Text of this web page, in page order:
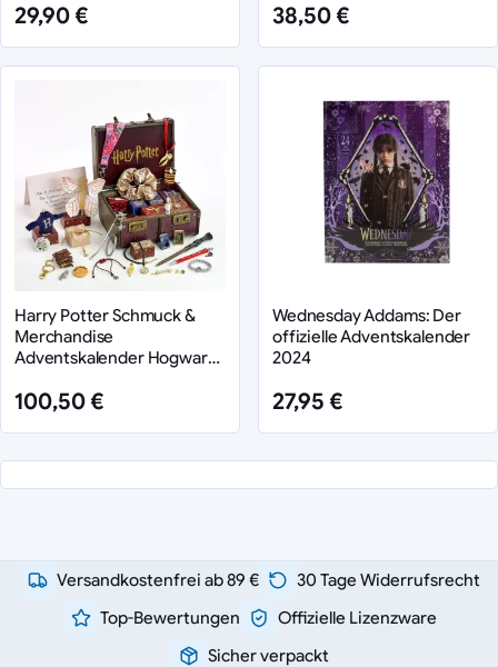
29,90 € 38,50 €
Harry Potter Schmuck &
Merchandise
Adventskalender Hogwarts
100,50 €
Wednesday Addams: Der
offizielle Adventskalender
2024
27,95 €
Versandkostenfrei ab 89 €
30 Tage Widerrufsrecht
Top-Bewertungen
Offizielle Lizenzware
Sicher verpackt